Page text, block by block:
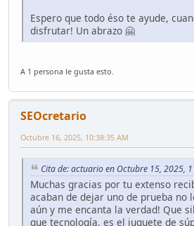
Espero que todo éso te ayude,
disfrutar! Un abrazo 🤗
A 1 persona le gusta esto.
SEOcretario
Octubre 16, 2025, 10:38:35 AM
Cita de: actuario en Octubre 15, 2025,
Muchas gracias por tu extenso
acaban de dejar uno de prueba no
aún y me encanta la verdad! Que
que tecnología, es el juguete de